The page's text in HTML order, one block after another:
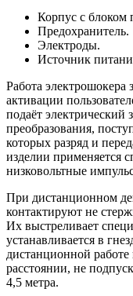
Корпус с блоком
Предохранитель.
Электроды.
Источник
Работа
активации
подаёт электрический
преобразования,
которых разряд и
изделии применяется
низковольтные
При дистанционном
контактируют не
Их выстреливает
устанавливается в
дистанционной
расстоянии, не
4,5 метра.